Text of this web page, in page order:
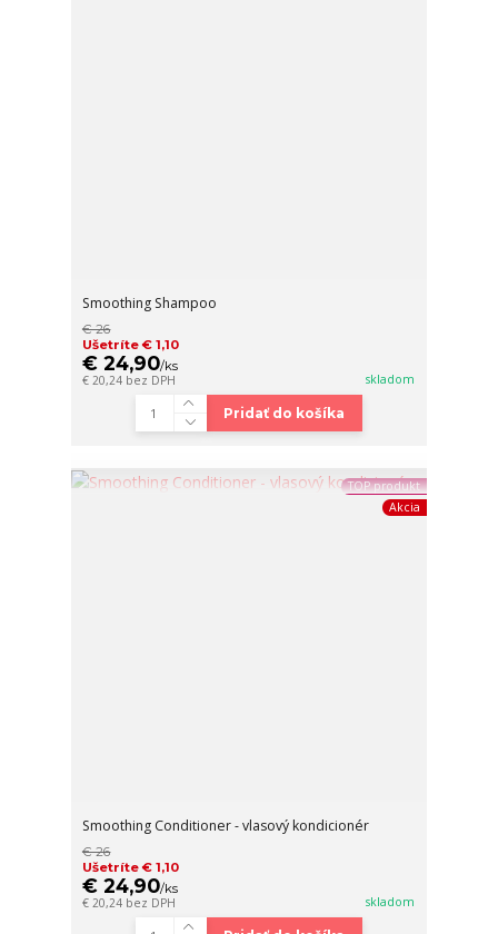
Smoothing Shampoo
€ 26
Ušetríte € 1,10
€ 24,90/ks
€ 20,24 bez DPH skladom
Pridať do košíka
TOP produkt
Akcia
Smoothing Conditioner - vlasový kondicionér
€ 26
Ušetríte € 1,10
€ 24,90/ks
€ 20,24 bez DPH skladom